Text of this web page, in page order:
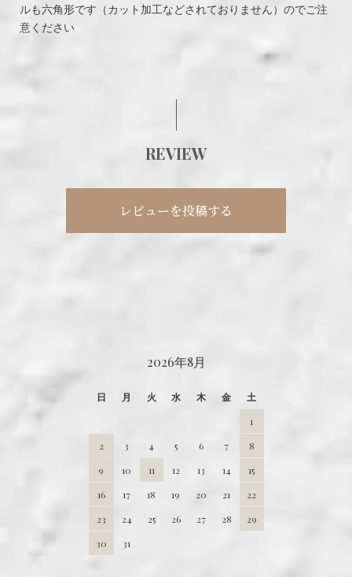
ルも六角形です（カット加工などされておりません）のでご注
意ください
REVIEW
レビューを投稿する
2026年8月
日 月 火 水 木 金
土
1
2
3 4 5 6 7
8
9
10 11 12 13 14
15
16
17 18 19 20 21
22
23
24 25 26 27 28
29
30
31